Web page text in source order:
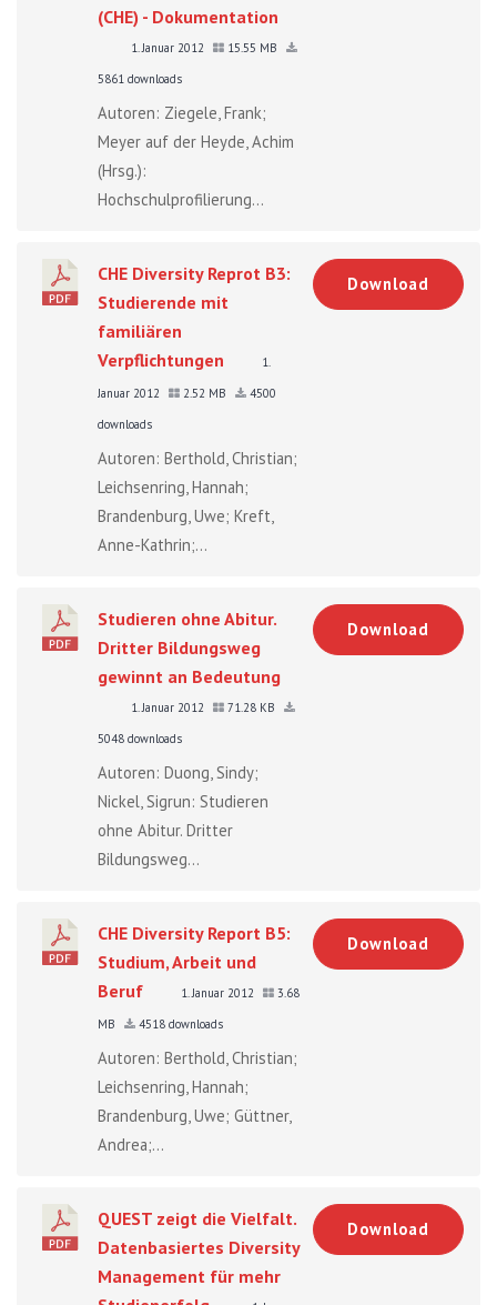
(CHE) - Dokumentation
1. Januar 2012
15.55 MB
5861 downloads
Autoren: Ziegele, Frank;
Meyer auf der Heyde, Achim
(Hrsg.):
Hochschulprofilierung...
CHE Diversity Reprot B3:
Studierende mit
familiären
Verpflichtungen
1.
Januar 2012
2.52 MB
4500
downloads
Autoren: Berthold, Christian;
Leichsenring, Hannah;
Brandenburg, Uwe; Kreft,
Anne-Kathrin;...
Download
Studieren ohne Abitur.
Dritter Bildungsweg
gewinnt an Bedeutung
1. Januar 2012
71.28 KB
5048 downloads
Autoren: Duong, Sindy;
Nickel, Sigrun: Studieren
ohne Abitur. Dritter
Bildungsweg...
Download
CHE Diversity Report B5:
Studium, Arbeit und
Beruf
1. Januar 2012
3.68
MB
4518 downloads
Autoren: Berthold, Christian;
Leichsenring, Hannah;
Brandenburg, Uwe; Güttner,
Andrea;...
Download
QUEST zeigt die Vielfalt.
Datenbasiertes Diversity
Management für mehr
Download